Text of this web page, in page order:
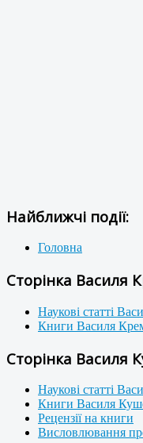
Найближчі події:
Головна
Сторінка Василя
Наукові статті
Книги Василя
Сторінка Василя
Наукові статті
Книги Василя
Рецензії на книги
Висловлювання